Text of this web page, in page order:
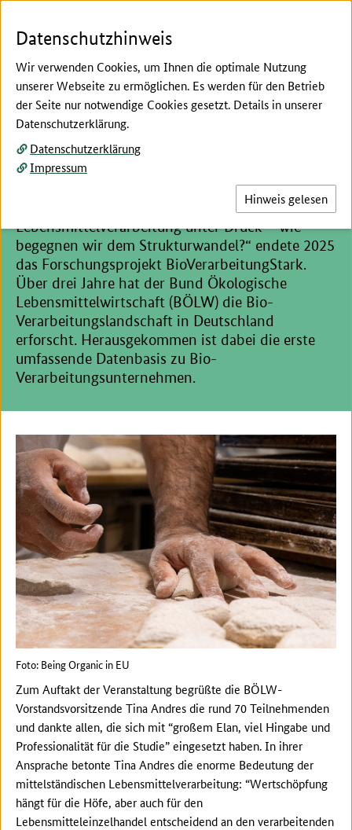
Hier beginnt der Hauptinhalt dieser Seite
Projekt BioVerarbeitungStark
erfolgreich abgeschlossen
Mit der Abschlussveranstaltung "Bio-
Lebensmittelverarbeitung unter Druck – wie
begegnen wir dem Strukturwandel?“ endete 2025
das Forschungsprojekt BioVerarbeitungStark.
Über drei Jahre hat der Bund Ökologische
Lebensmittelwirtschaft (BÖLW) die Bio-
Verarbeitungslandschaft in Deutschland
erforscht. Herausgekommen ist dabei die erste
umfassende Datenbasis zu Bio-
Verarbeitungsunternehmen.
Foto: Being Organic in EU
Zum Auftakt der Veranstaltung begrüßte die BÖLW-
Vorstandsvorsitzende Tina Andres die rund 70 Teilnehmenden
und dankte allen, die sich mit “großem Elan, viel Hingabe und
Professionalität für die Studie” eingesetzt haben. In ihrer
Ansprache betonte Tina Andres die enorme Bedeutung der
mittelständischen Lebensmittelverarbeitung: “Wertschöpfung
hängt für die Höfe, aber auch für den
Lebensmitteleinzelhandel entscheidend an den verarbeitenden
Datenschutzhinweis
Wir verwenden Cookies, um Ihnen die optimale Nutzung
unserer Webseite zu ermöglichen. Es werden für den Betrieb
der Seite nur notwendige Cookies gesetzt. Details in unserer
Datenschutzerklärung.
Datenschutzerklärung
Impressum
Hinweis gelesen